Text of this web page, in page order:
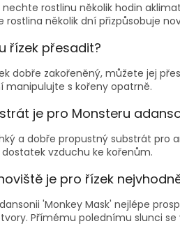
nechte rostlinu několik hodin
rostlina několik dní přizpůsobuje
řízek přesadit?
dobře zakořeněný, můžete jej
manipulujte s kořeny opatrně.
je pro Monsteru
a dobře propustný substrát pro
vzduchu ke kořenům.
je pro řízek
'Monkey Mask' nejlépe
Přímému polednímu slunci se